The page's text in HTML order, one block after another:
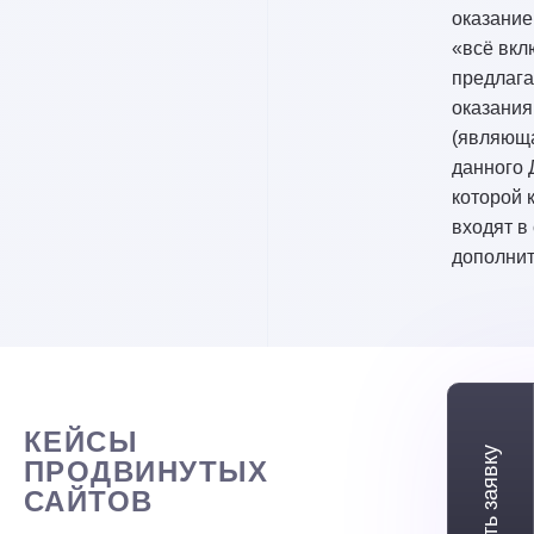
«всё
данного
которой
входят в
КЕЙСЫ
ПРОДВИНУТЫХ
САЙТОВ